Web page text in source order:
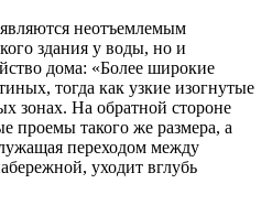
неотъемлемым
здания у воды, но и
дома: «Более широкие
тогда как узкие изогнутые
зонах. На обратной стороне
проемы такого же размера, а
переходом между
уходит вглубь